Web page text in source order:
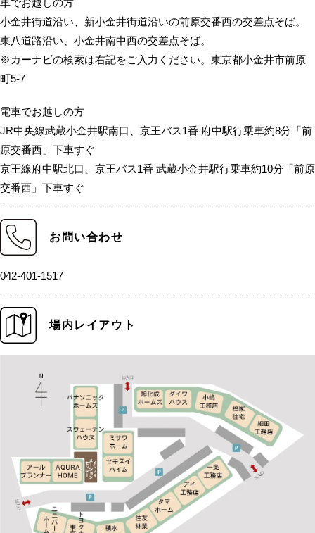
車でお越しの方
小金井街道沿い、新小金井街道沿いの前原交番西の交差点そば。
東八道路沿い、小金井南中西の交差点そば。
※カーナビの検索は右記をご入力ください。東京都小金井市前原
町5-7
電車でお越しの方
JR中央線武蔵小金井駅南口、京王バス1番 府中駅行乗車約8分「前
原交番西」下車すぐ
京王線府中駅北口、京王バス1番 武蔵小金井駅行乗車約10分「前原
交番西」下車すぐ
お問い合わせ
042-401-1517
場内レイアウト